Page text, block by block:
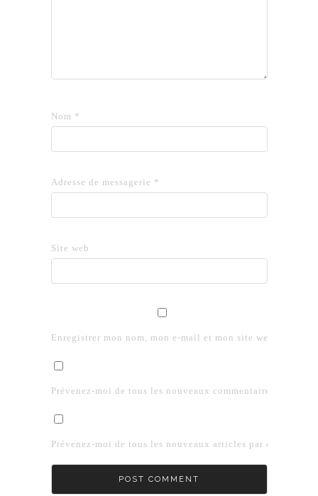
Nom *
Adresse de messagerie *
Site web
Enregistrer mon nom, mon e-mail et mon site web dans le
Prévenez-moi de tous les nouveaux commentaires par e-
Prévenez-moi de tous les nouveaux articles par e-mail.